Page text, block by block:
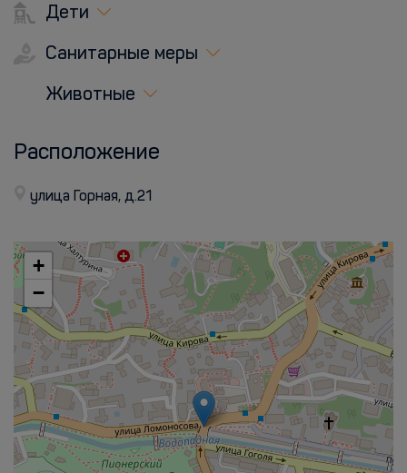
Дети
Санитарные меры
Животные
Расположение
улица Горная, д.21
+
−